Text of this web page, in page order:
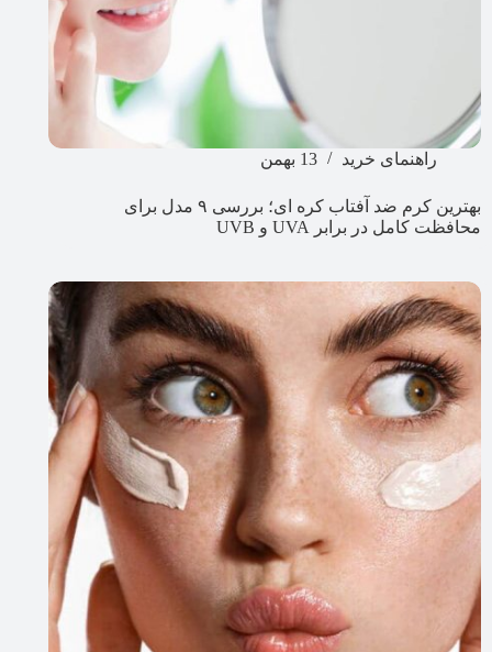
راهنمای خرید 13 بهمن
بهترین کرم ضد آفتاب کره ای؛ بررسی ۹ مدل برای
محافظت کامل در برابر UVA و UVB